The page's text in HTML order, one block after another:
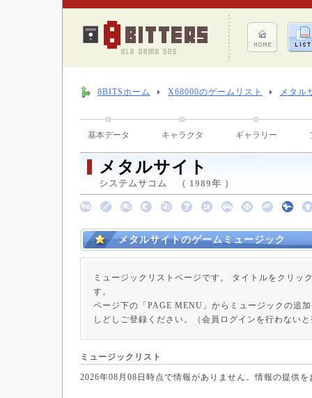
8BITSホーム X68000のゲームリスト メタル
基本データ キャラクタ ギャラリー
メタルサイト
システムサコム （ 1989年 ）
メタルサイトのゲームミュージック
ミュージックリストページです。 タイトルをクリッ
す。
ページ下の「PAGE MENU」からミュージックの追
しどしご登録ください。（会員ログインを行わない
ミュージックリスト
2026年08月08日時点で情報がありません。情報の提供